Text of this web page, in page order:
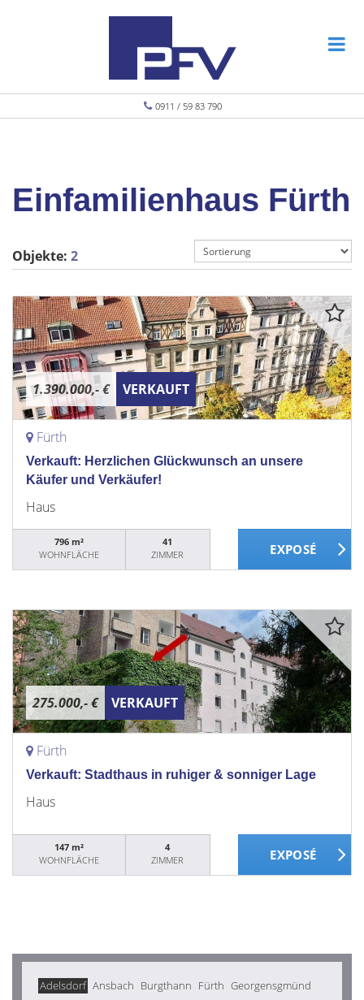
0911 / 59 83 790
Einfamilienhaus Fürth
Objekte: 2
1.390.000,- € VERKAUFT
Fürth
Verkauft: Herzlichen Glückwunsch an unsere
Käufer und Verkäufer!
Haus
796 m²
WOHNFLÄCHE
41
ZIMMER
275.000,- € VERKAUFT
Fürth
Verkauft: Stadthaus in ruhiger & sonniger Lage
Haus
147 m²
WOHNFLÄCHE
4
ZIMMER
Adelsdorf Ansbach Burgthann Fürth Georgensgmünd